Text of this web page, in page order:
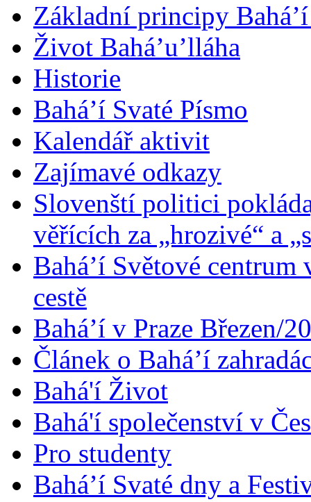
Základní principy
Život Bahá’u’lláha
Historie
Bahá’í Svaté Písmo
Kalendář aktivit
Zajímavé odkazy
Slovenští politici
věřících za „hrozivé“ a
Bahá’í Světové
cestě
Bahá’í v Praze Březen/
Článek o Bahá’í
Bahá'í Život
Bahá'í společenství v
Pro studenty
Bahá’í Svaté dny a